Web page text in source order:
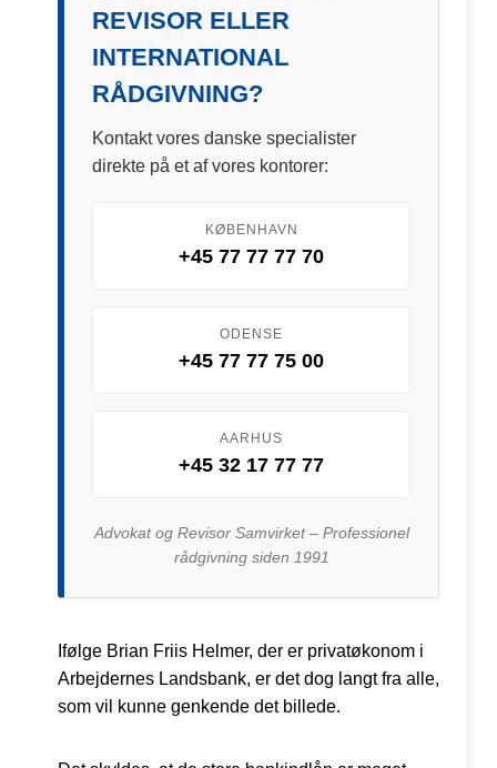
REVISOR ELLER
INTERNATIONAL
RÅDGIVNING?
Kontakt vores danske specialister
direkte på et af vores kontorer:
KØBENHAVN
+45 77 77 77 70
ODENSE
+45 77 77 75 00
AARHUS
+45 32 17 77 77
Advokat og Revisor Samvirket – Professionel
rådgivning siden 1991
Ifølge Brian Friis Helmer, der er privatøkonom i
Arbejdernes Landsbank, er det dog langt fra alle,
som vil kunne genkende det billede.